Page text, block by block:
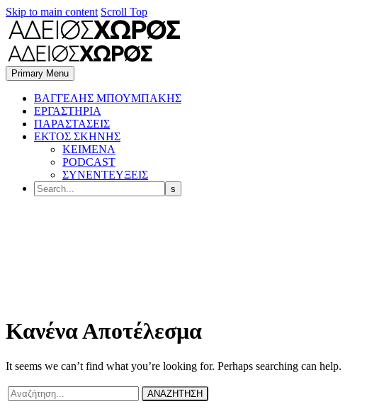
Skip to main content Scroll Top
Primary Menu
BΑΓΓΕΛΗΣ ΜΠΟΥΜΠΑΚΗΣ
ΕΡΓΑΣΤΗΡΙΑ
ΠΑΡΑΣΤΑΣΕΙΣ
ΕΚΤΟΣ ΣΚΗΝΗΣ
ΚΕΙΜΕΝΑ
PODCAST
ΣΥΝΕΝΤΕΥΞΕΙΣ
Κανένα Αποτέλεσμα
It seems we can’t find what you’re looking for. Perhaps searching can help.
ΑΝΑΖΗΤΗΣΗ